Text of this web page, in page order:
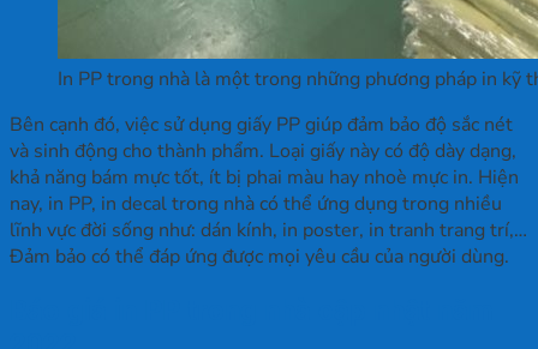
In PP trong nhà là một trong những phương pháp in kỹ
Bên cạnh đó, việc sử dụng giấy PP giúp đảm bảo độ sắc nét
và sinh động cho thành phẩm. Loại giấy này có độ dày dạng,
khả năng bám mực tốt, ít bị phai màu hay nhoè mực in. Hiện
nay, in PP, in decal trong nhà có thể ứng dụng trong nhiều
lĩnh vực đời sống như: dán kính, in poster, in tranh trang trí,…
Đảm bảo có thể đáp ứng được mọi yêu cầu của người dùng.